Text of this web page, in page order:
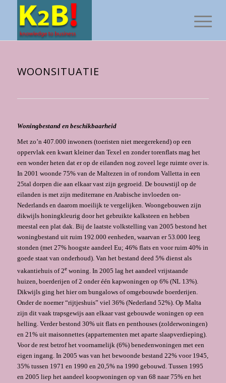
WOONSITUATIE
Woningbestand en beschikbaarheid
Met zo’n 407.000 inwoners (toeristen niet meegerekend) op een
oppervlak een kwart kleiner dan Texel en zonder torenflats mag het
een wonder heten dat er op de eilanden nog zoveel lege ruimte over is.
In 2001 woonde 75% van de Maltezen in of rondom Valletta in een
25tal dorpen die aan elkaar vast zijn gegroeid. De bouwstijl op de
eilanden is met zijn mediterrane en Arabische invloeden on-
Nederlands en daarom moeilijk te vergelijken. Woonge­bouwen zijn
dikwijls honingkleurig door het gebruikte kalksteen en hebben
meestal een plat dak. Bij de laatste volkstelling van 2005 be­stond het
woningbestand uit ruim 192.000 eenheden, waarvan er 53.000 leeg
stonden (met 27% hoogste aandeel Eu; 46% flats en voor ruim 40% in
goede staat van onderhoud). Van het bestand deed 5% dienst als
vakantiehuis of 2ewoning. In 2005 lag het aandeel vrijstaande
huizen, boerderijen of 2 onder één kapwoningen op 6% (NL 13%).
Dikwijls ging het hier om bungalows of omgebouwde boerde­rijen.
Onder de noemer “rij­tjeshuis” viel 36% (Nederland 52%). Op Malta
zijn dit vaak trapsgewijs aan elkaar vast gebouwde woningen op een
helling. Verder bestond 30% uit flats en penthouses (zolderwoningen)
en 21% uit maisonnettes (appartementen met aparte slaapverdie­ping).
Voor de rest betrof het voornamelijk (6%) benedenwoningen met een
eigen ingang. In 2005 was van het bewoonde bestand 22% voor 1945,
35% tussen 1971 en 1990 en 20,5% na 1990 gebouwd. Tussen 1995
en 2005 liep het aandeel koopwoningen op van 68 naar 75% en het